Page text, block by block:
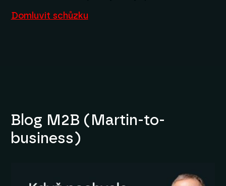
Domluvit schůzku
Blog M2B (Martin-to-
business)